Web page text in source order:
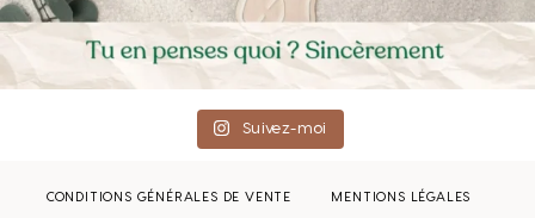
Suivez-moi
CONDITIONS GÉNÉRALES DE VENTE MENTIONS LÉGALES